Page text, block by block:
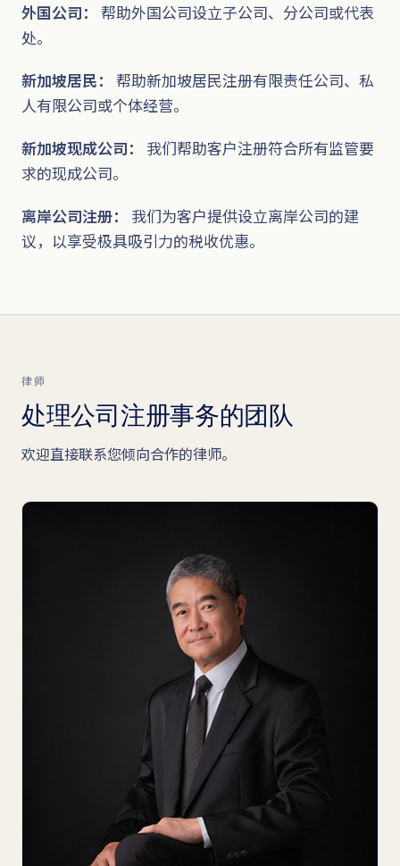
外国公司：
帮助外国公司设立子公司、分公司或代表
处。
新加坡居民：
帮助新加坡居民注册有限责任公司、私
人有限公司或个体经营。
新加坡现成公司：
我们帮助客户注册符合所有监管要
求的现成公司。
离岸公司注册：
我们为客户提供设立离岸公司的建
议，以享受极具吸引力的税收优惠。
律师
处理公司注册事务的团队
欢迎直接联系您倾向合作的律师。